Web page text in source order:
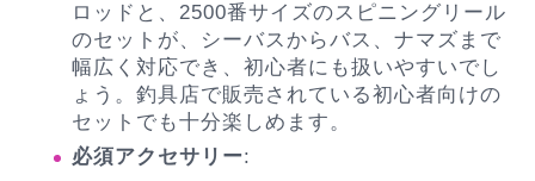
ロッドと、2500番サイズのスピニングリール
のセットが、シーバスからバス、ナマズまで
幅広く対応でき、初心者にも扱いやすいでし
ょう。釣具店で販売されている初心者向けの
セットでも十分楽しめます。
必須アクセサリー: